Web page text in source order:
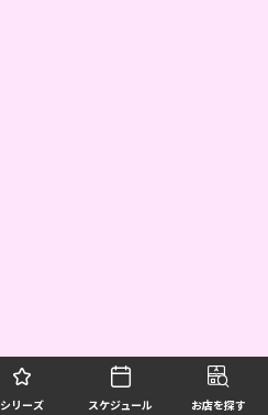
シリーズ スケジュール お店を探す